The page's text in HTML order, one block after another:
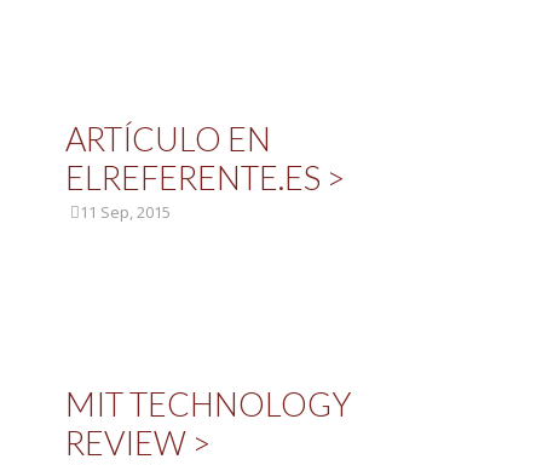
ARTÍCULO EN
ELREFERENTE.ES >
11 Sep, 2015
MIT TECHNOLOGY
REVIEW >